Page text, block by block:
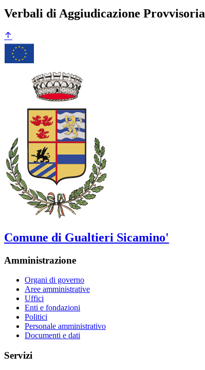
Verbali di Aggiudicazione Provvisoria
Comune di Gualtieri Sicamino'
Amministrazione
Organi di governo
Aree amministrative
Uffici
Enti e fondazioni
Politici
Personale amministrativo
Documenti e dati
Servizi